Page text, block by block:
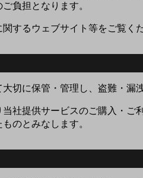
負担となります。
するウェブサイト等をご覧くだ
切に保管・管理し、盗難・漏
社提供サービスのご購入・
のとみなします。